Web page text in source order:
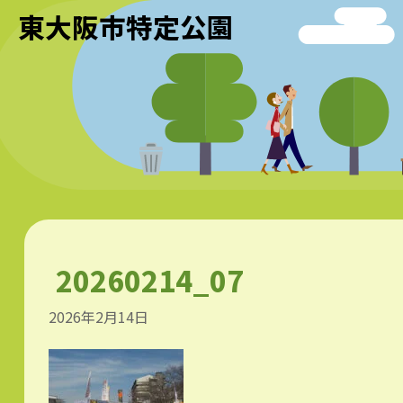
東大阪市特定公園
20260214_07
2026年2月14日